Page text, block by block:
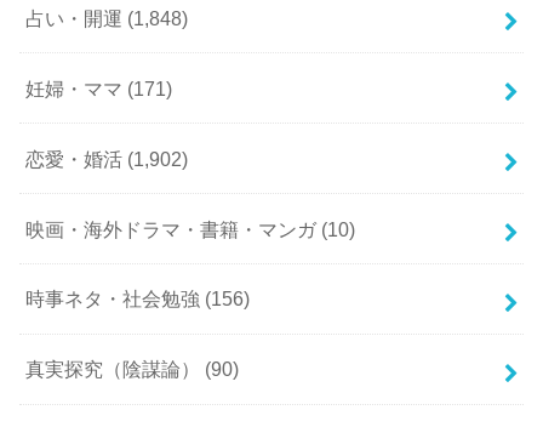
占い・開運 (1,848)
妊婦・ママ (171)
恋愛・婚活 (1,902)
映画・海外ドラマ・書籍・マンガ (10)
時事ネタ・社会勉強 (156)
真実探究（陰謀論） (90)